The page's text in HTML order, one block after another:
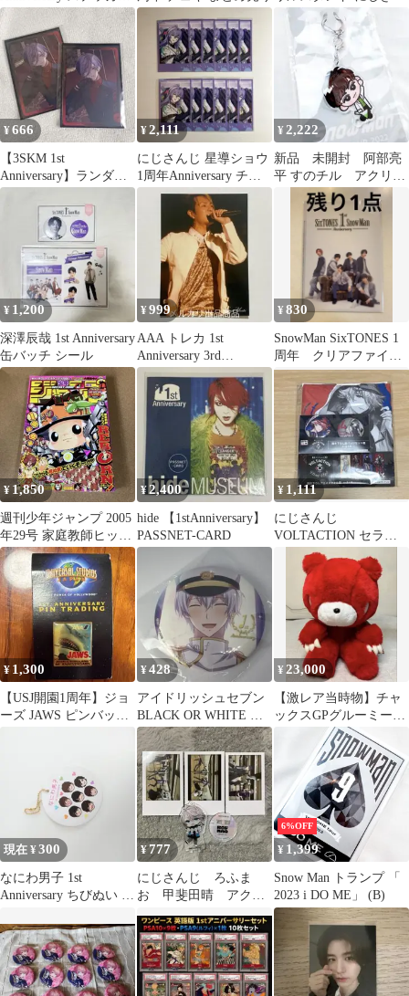
セット（松村北斗）
¥666
【3SKM 1st
Anniversary】ランダム
フォト風カード 榊ネス
¥2,111
にじさんじ 星導ショウ
1周年Anniversary チェ
キ
¥2,222
新品 未開封 阿部亮
平 すのチル アクリル
キーホルダー S-3
¥ 1,200
深澤辰哉 1st Anniversary
缶バッチ シール
¥999
AAA トレカ 1st
Anniversary 3rd
ATTACK 浦田 直也
¥830
SnowMan SixTONES 1
周年 クリアファイ
ル anniversary
¥ 1,850
週刊少年ジャンプ 2005
年29号 家庭教師ヒット
マンREBORN!
¥2,400
hide 【1stAnniversary】
PASSNET-CARD
¥ 1,111
にじさんじ
VOLTACTION セラフ
缶バッジ
¥ 1,300
【USJ開園1周年】ジョ
ーズ JAWS ピンバッジ
¥428
アイドリッシュセブン
BLACK OR WHITE 逢
坂壮五 缶バッジ
¥23,000
【激レア当時物】チャ
ックスGPグルーミー
1st anniversary レッド
現在 ¥300
なにわ男子 1st
Anniversary ちびぬい 特
¥777
にじさんじ ろふま
お 甲斐田晴 アクス
タ チェキ 1st
anniversary
6%OFF
¥ 1,399
Snow Man トランプ 「
2023 i DO ME」 (B)